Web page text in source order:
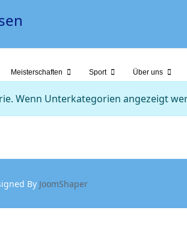
Meisterschaften Sport Über uns
Wenn Unterkategorien angezeigt
By JoomShaper